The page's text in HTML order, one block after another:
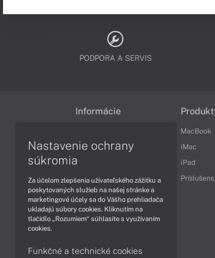
PODPORA A SERVIS
Informácie
Reklamačné podmienky
Ochrana osobných údajov
Vrátenie tovaru
Vyhlásenie o prístupnosti
Cookies
MacBook
iMac
iPad
Nastavenie ochrany
súkromia
Za účelom zlepšenia užívateľského zážitku a
poskytovaných služieb na našej stránke a
marketingové účely sa do Vášho prehliadača
ukladajú súbory cookies. Kliknutím na
tlačidlo „Rozumiem“ súhlasíte s využívaním
cookies.
Funkčné a technické cookies